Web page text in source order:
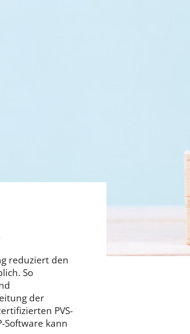
reduziert den
So
der
PVS-
Software kann